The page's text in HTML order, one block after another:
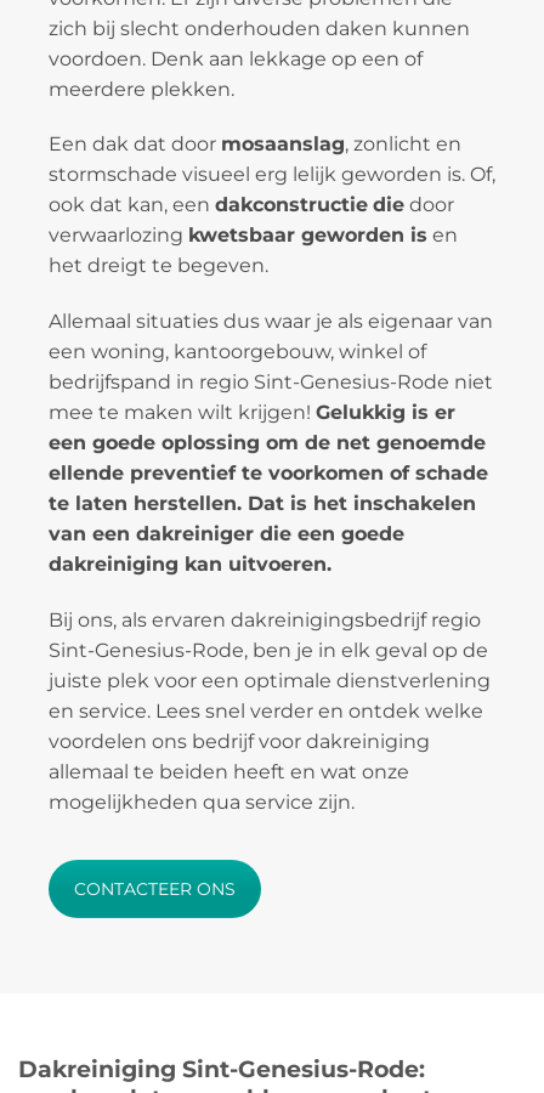
zich bij slecht onderhouden daken kunnen
voordoen. Denk aan lekkage op een of
meerdere plekken.
Een dak dat door mosaanslag, zonlicht en
stormschade visueel erg lelijk geworden is. Of,
ook dat kan, een dakconstructie die door
verwaarlozing kwetsbaar geworden is en
het dreigt te begeven.
Allemaal situaties dus waar je als eigenaar van
een woning, kantoorgebouw, winkel of
bedrijfspand in regio Sint-Genesius-Rode niet
mee te maken wilt krijgen! Gelukkig is er
een goede oplossing om de net genoemde
ellende preventief te voorkomen of schade
te laten herstellen. Dat is het inschakelen
van een dakreiniger die een goede
dakreiniging kan uitvoeren.
Bij ons, als ervaren dakreinigingsbedrijf regio
Sint-Genesius-Rode, ben je in elk geval op de
juiste plek voor een optimale dienstverlening
en service. Lees snel verder en ontdek welke
voordelen ons bedrijf voor dakreiniging
allemaal te beiden heeft en wat onze
mogelijkheden qua service zijn.
CONTACTEER ONS
Dakreiniging Sint-Genesius-Rode: